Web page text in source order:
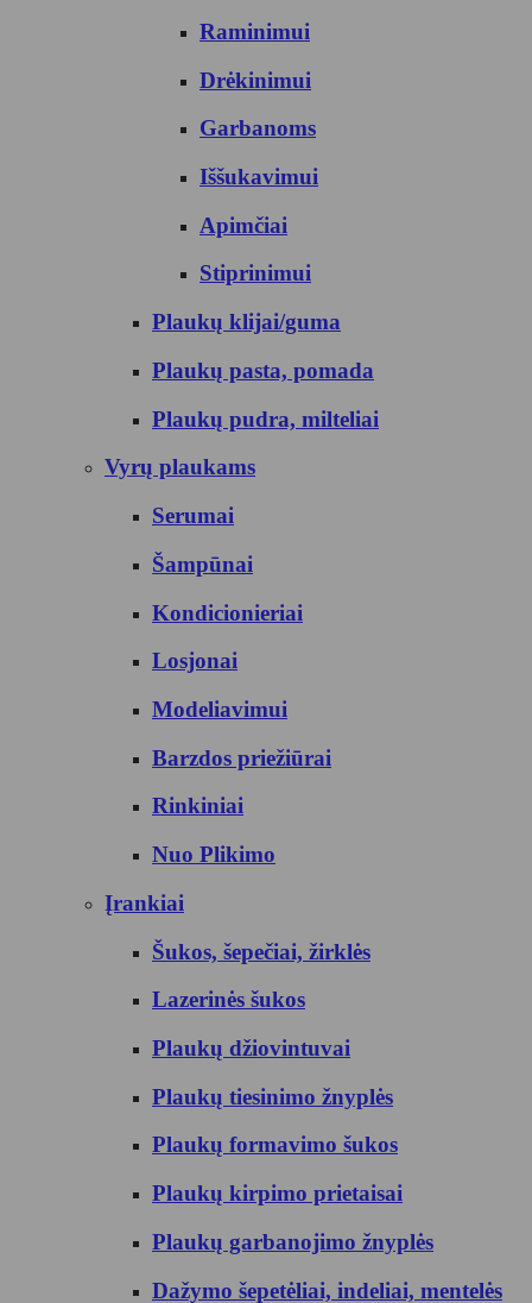
Raminimui
Drėkinimui
Garbanoms
Iššukavimui
Apimčiai
Stiprinimui
Plaukų klijai/guma
Plaukų pasta, pomada
Plaukų pudra, milteliai
Vyrų plaukams
Serumai
Šampūnai
Kondicionieriai
Losjonai
Modeliavimui
Barzdos priežiūrai
Rinkiniai
Nuo Plikimo
Įrankiai
Šukos, šepečiai, žirklės
Lazerinės šukos
Plaukų džiovintuvai
Plaukų tiesinimo žnyplės
Plaukų formavimo šukos
Plaukų kirpimo prietaisai
Plaukų garbanojimo žnyplės
Dažymo šepetėliai, indeliai, mentelės